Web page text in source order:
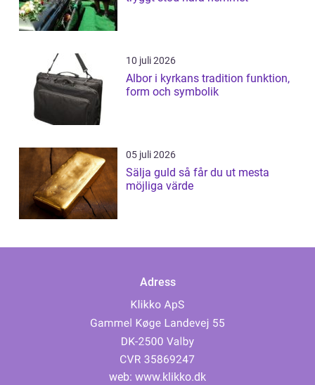
10 juli 2026
Albor i kyrkans tradition funktion,
form och symbolik
05 juli 2026
Sälja guld så får du ut mesta
möjliga värde
Adress
web: www.klikko.dk